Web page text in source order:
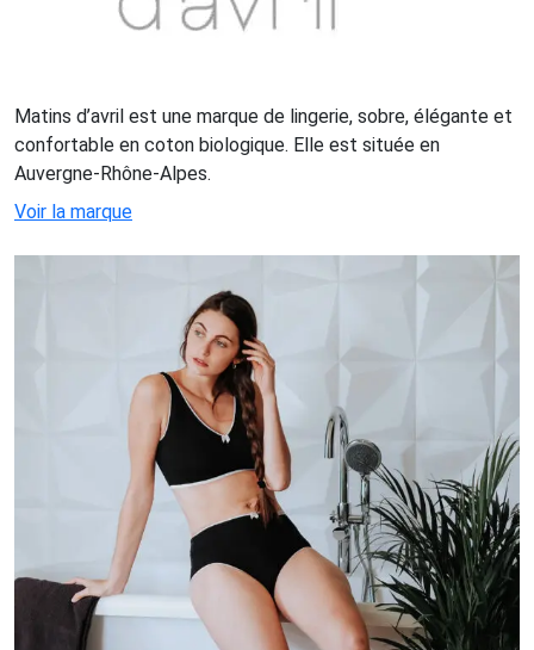
Matins d’avril est une marque de lingerie, sobre, élégante et
confortable en coton biologique. Elle est située en
Auvergne-Rhône-Alpes.
Voir la marque